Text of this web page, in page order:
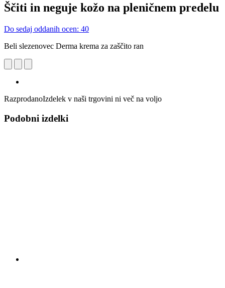
Ščiti in neguje kožo na pleničnem predelu
Do sedaj oddanih ocen: 40
Beli slezenovec Derma krema za zaščito ran
RazprodanoIzdelek v naši trgovini ni več na voljo
Podobni izdelki